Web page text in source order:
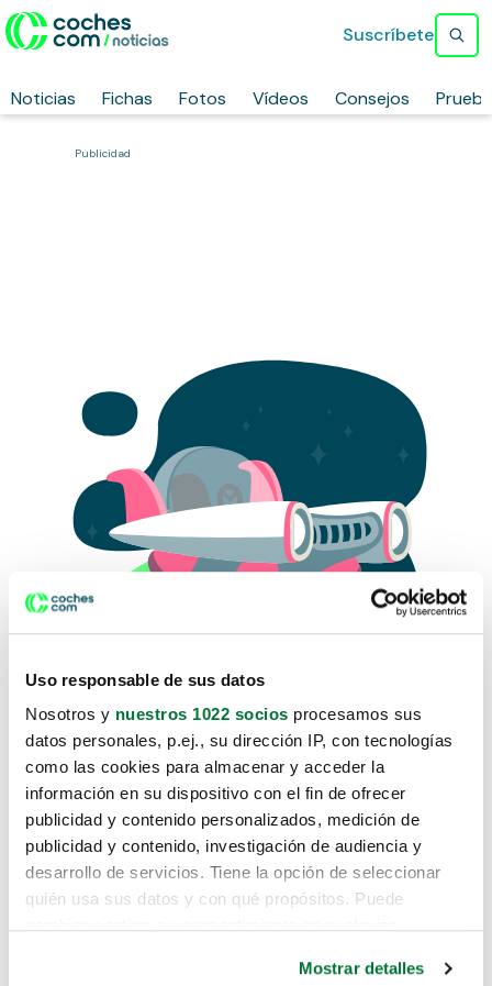
Uso responsable de sus datos
Nosotros y nuestros 1022 socios procesamos sus
datos personales, p.ej., su dirección IP, con tecnologías
como las cookies para almacenar y acceder la
información en su dispositivo con el fin de ofrecer
publicidad y contenido personalizados, medición de
publicidad y contenido, investigación de audiencia y
desarrollo de servicios. Tiene la opción de seleccionar
quién usa sus datos y con qué propósitos. Puede
Mostrar detalles
Noticias Fichas Fotos Vídeos Consejos
Suscríbete
Publicidad
Lo sentimos, no sabemos como
te hemos traido hasta aquí.
Pero puedes encontrar el coche que estás
buscando en alguno de estos enlaces: